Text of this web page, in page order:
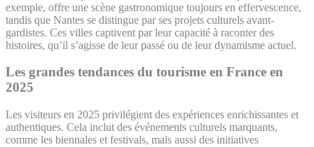
exemple, offre une scène gastronomique toujours en effervescence,
tandis que Nantes se distingue par ses projets culturels avant-
gardistes. Ces villes captivent par leur capacité à raconter des
histoires, qu’il s’agisse de leur passé ou de leur dynamisme actuel.
Les grandes tendances du tourisme en France en
2025
Les visiteurs en 2025 privilégient des expériences enrichissantes et
authentiques. Cela inclut des événements culturels marquants,
comme les biennales et festivals, mais aussi des initiatives